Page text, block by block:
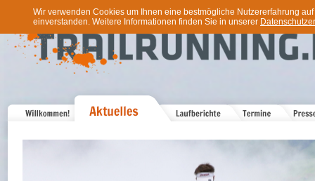
Wir verwenden Cookies um Ihnen eine bestmögliche Nutzererfahrung
einverstanden. Weitere Informationen finden Sie in unserer